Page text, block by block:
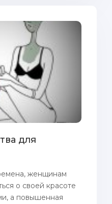
для
женщинам
о своей красоте
а повышенная